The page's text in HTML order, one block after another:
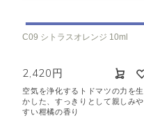
C09 シトラスオレンジ 10ml
2,420円
空気を浄化するトドマツの力を生
かした、すっきりとして親しみや
すい柑橘の香り